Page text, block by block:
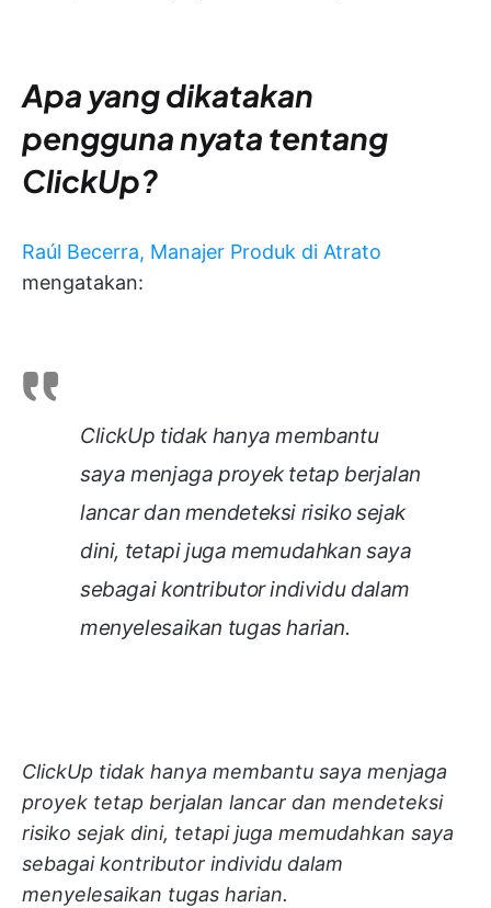
Apa yang dikatakan
pengguna nyata tentang
ClickUp?
Raúl Becerra, Manajer Produk di Atrato
mengatakan:
ClickUp tidak hanya membantu
saya menjaga proyek tetap berjalan
lancar dan mendeteksi risiko sejak
dini, tetapi juga memudahkan saya
sebagai kontributor individu dalam
menyelesaikan tugas harian.
ClickUp tidak hanya membantu saya menjaga
proyek tetap berjalan lancar dan mendeteksi
risiko sejak dini, tetapi juga memudahkan saya
sebagai kontributor individu dalam
menyelesaikan tugas harian.